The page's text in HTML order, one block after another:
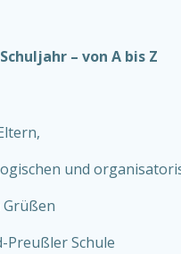
– von A bis Z
und
Preußler Schule